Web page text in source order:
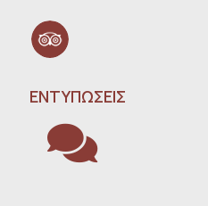
ΕΝΤΥΠΏΣΕΙΣ